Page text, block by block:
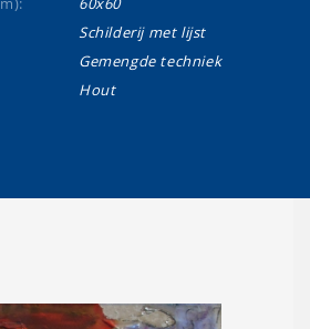
Schilderij met lijst
Gemengde techniek
Hout